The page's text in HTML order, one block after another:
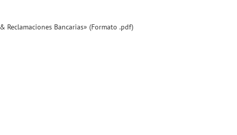
Reclamaciones Bancarias» (Formato .pdf)